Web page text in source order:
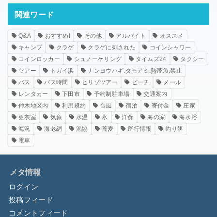
関連ワード
Q&A おすすめ! その他 アルバイト
オススメ
キャンプ
クラゲ クラゲに刺された
コインシャワー
コインロッカー
シュノーケリング タイムズ24
タクシー
ツアー
トガイ浜
ナンヨウハギ.タモアミ.熱帯魚.禁止
バス
バス時間 ヒリゾツアー ビーチ
メール
レンタカー
下田市 予約制駐車場
交通案内
仲木地区内
利用規約 台風 宿泊 寄付金
庄家
更衣室
気象 水温 氷 洋食 海の家
海水浴
海況
海老網 漁協 蕎麦 運行情報
釣り餌
電車
メタ情報
ログイン
投稿フィード
コメントフィード